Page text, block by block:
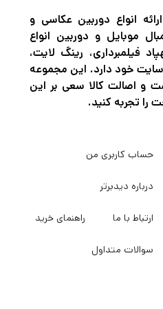
ال‌ای‌دی را به راحتی یا
کنید.
انواع دوربین عکاسی و
موبایل و دوربین انواع
فیلمبرداری، رینگ لایت،
سایت خود دارد. این مجموعه
و اصالت کالا سعی بر این
را تجربه کنید.
حساب کاربری من
درباره دیدبرتر
ارتباط با ما راهنمای خرید
سوالات متداول